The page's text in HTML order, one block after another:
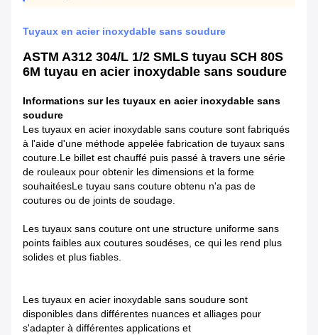
Tuyaux en acier inoxydable sans soudure
ASTM A312 304/L 1/2 SMLS tuyau SCH 80S
6M tuyau en acier inoxydable sans soudure
Informations sur les tuyaux en acier inoxydable sans
soudure
Les tuyaux en acier inoxydable sans couture sont fabriqués
à l'aide d'une méthode appelée fabrication de tuyaux sans
couture.Le billet est chauffé puis passé à travers une série
de rouleaux pour obtenir les dimensions et la forme
souhaitéesLe tuyau sans couture obtenu n'a pas de
coutures ou de joints de soudage.
Les tuyaux sans couture ont une structure uniforme sans
points faibles aux coutures soudéses, ce qui les rend plus
solides et plus fiables.
Les tuyaux en acier inoxydable sans soudure sont
disponibles dans différentes nuances et alliages pour
s'adapter à différentes applications et